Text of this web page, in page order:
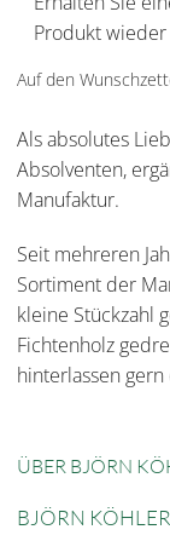
Produkt
Auf den
Als absolutes
Absolventen,
Manufaktur.
Seit mehreren
Sortiment der
kleine Stückzahl
Fichtenholz
hinterlassen
ÜBER BJÖRN
BJÖRN